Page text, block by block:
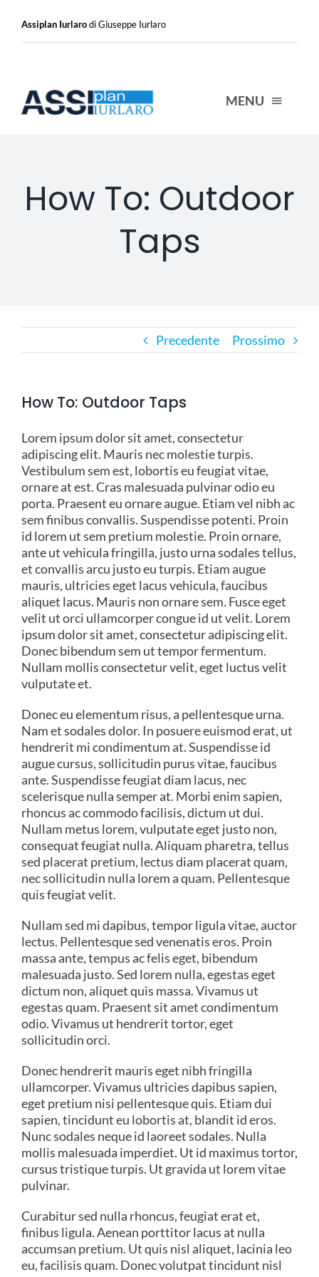
contenuto
Assiplan Iurlarodi Giuseppe Iurlaro
MENU
CHI SIAMO
ASSICURAZIONI
CASA E FAMIGLIA
SALUTE
RISPARMIO E PREVIDENZA
ASSIPLAN RISPARMIO E PREVIDENZA
RISPARMIO GIOVANI
PIANO DI ACCUMULO
PREVIDENZA FPA
BLOG
FPA FONDO PENSIONE APERTO
EVENTI CATASTROFALI 2025
CODICE DELLA STRADA 2024
IL CONTRATTO DI ASSICURAZIONE
CONTATTI
How To: Outdoor
Taps
Precedente Prossimo
How To: Outdoor Taps
Lorem ipsum dolor sit amet, consectetur
adipiscing elit. Mauris nec molestie turpis.
Vestibulum sem est, lobortis eu feugiat vitae,
ornare at est. Cras malesuada pulvinar odio eu
porta. Praesent eu ornare augue. Etiam vel nibh ac
sem finibus convallis. Suspendisse potenti. Proin
id lorem ut sem pretium molestie. Proin ornare,
ante ut vehicula fringilla, justo urna sodales tellus,
et convallis arcu justo eu turpis. Etiam augue
mauris, ultricies eget lacus vehicula, faucibus
aliquet lacus. Mauris non ornare sem. Fusce eget
velit ut orci ullamcorper congue id ut velit. Lorem
ipsum dolor sit amet, consectetur adipiscing elit.
Donec bibendum sem ut tempor fermentum.
Nullam mollis consectetur velit, eget luctus velit
vulputate et.
Donec eu elementum risus, a pellentesque urna.
Nam et sodales dolor. In posuere euismod erat, ut
hendrerit mi condimentum at. Suspendisse id
augue cursus, sollicitudin purus vitae, faucibus
ante. Suspendisse feugiat diam lacus, nec
scelerisque nulla semper at. Morbi enim sapien,
rhoncus ac commodo facilisis, dictum ut dui.
Nullam metus lorem, vulputate eget justo non,
consequat feugiat nulla. Aliquam pharetra, tellus
sed placerat pretium, lectus diam placerat quam,
nec sollicitudin nulla lorem a quam. Pellentesque
quis feugiat velit.
Nullam sed mi dapibus, tempor ligula vitae, auctor
lectus. Pellentesque sed venenatis eros. Proin
massa ante, tempus ac felis eget, bibendum
malesuada justo. Sed lorem nulla, egestas eget
dictum non, aliquet quis massa. Vivamus ut
egestas quam. Praesent sit amet condimentum
odio. Vivamus ut hendrerit tortor, eget
sollicitudin orci.
Donec hendrerit mauris eget nibh fringilla
ullamcorper. Vivamus ultricies dapibus sapien,
eget pretium nisi pellentesque quis. Etiam dui
sapien, tincidunt eu lobortis at, blandit id eros.
Nunc sodales neque id laoreet sodales. Nulla
mollis malesuada imperdiet. Ut id maximus tortor,
cursus tristique turpis. Ut gravida ut lorem vitae
pulvinar.
Curabitur sed nulla rhoncus, feugiat erat et,
finibus ligula. Aenean porttitor lacus at nulla
accumsan pretium. Ut quis nisl aliquet, lacinia leo
eu, facilisis quam. Donec volutpat tincidunt nisl